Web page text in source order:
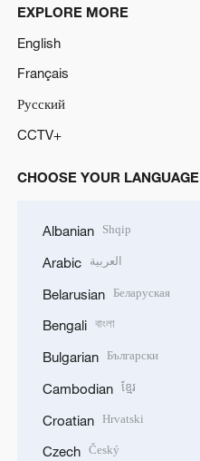
EXPLORE MORE
English
Français
Русский
CCTV+
CHOOSE YOUR LANGUAGE
Albanian Shqip
Arabic العربية
Belarusian Беларуская
Bengali বাংলা
Bulgarian Български
Cambodian ខ្មែរ
Croatian Hrvatski
Czech Český